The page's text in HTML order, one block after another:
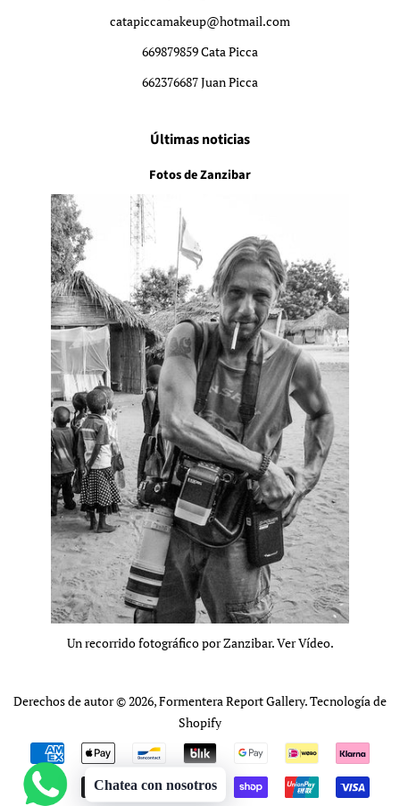
catapiccamakeup@hotmail.com
669879859 Cata Picca
662376687 Juan Picca
Últimas noticias
Fotos de Zanzibar
Un recorrido fotográfico por Zanzibar. Ver Vídeo.
Derechos de autor © 2026,Formentera Report Gallery.Tecnología de
Shopify
Métodos
de
Chatea con nosotros